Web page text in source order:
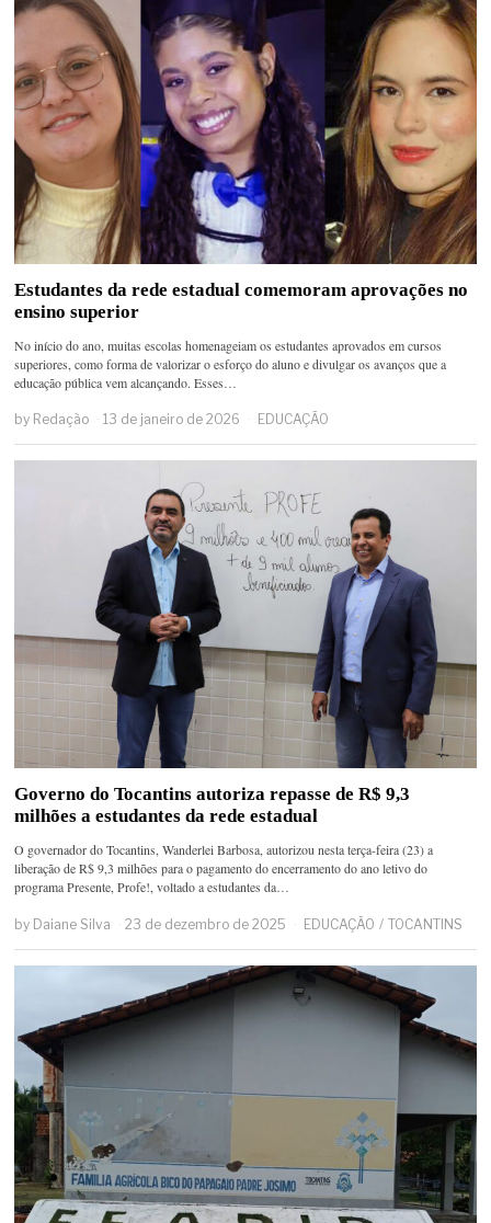
Estudantes da rede estadual comemoram aprovações no
ensino superior
No início do ano, muitas escolas homenageiam os estudantes aprovados em cursos
superiores, como forma de valorizar o esforço do aluno e divulgar os avanços que a
educação pública vem alcançando. Esses…
by Redação 13 de janeiro de 2026 EDUCAÇÃO
Governo do Tocantins autoriza repasse de R$ 9,3
milhões a estudantes da rede estadual
O governador do Tocantins, Wanderlei Barbosa, autorizou nesta terça-feira (23) a
liberação de R$ 9,3 milhões para o pagamento do encerramento do ano letivo do
programa Presente, Profe!, voltado a estudantes da…
by Daiane Silva 23 de dezembro de 2025 EDUCAÇÃO / TOCANTINS